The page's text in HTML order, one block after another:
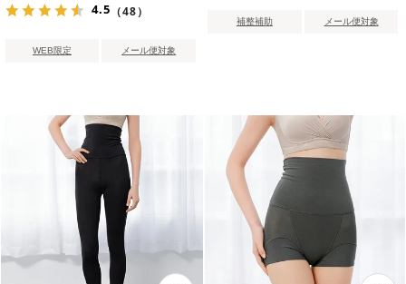
4.5 （48）
WEB限定 メール便対象
補整補助 メール便対象